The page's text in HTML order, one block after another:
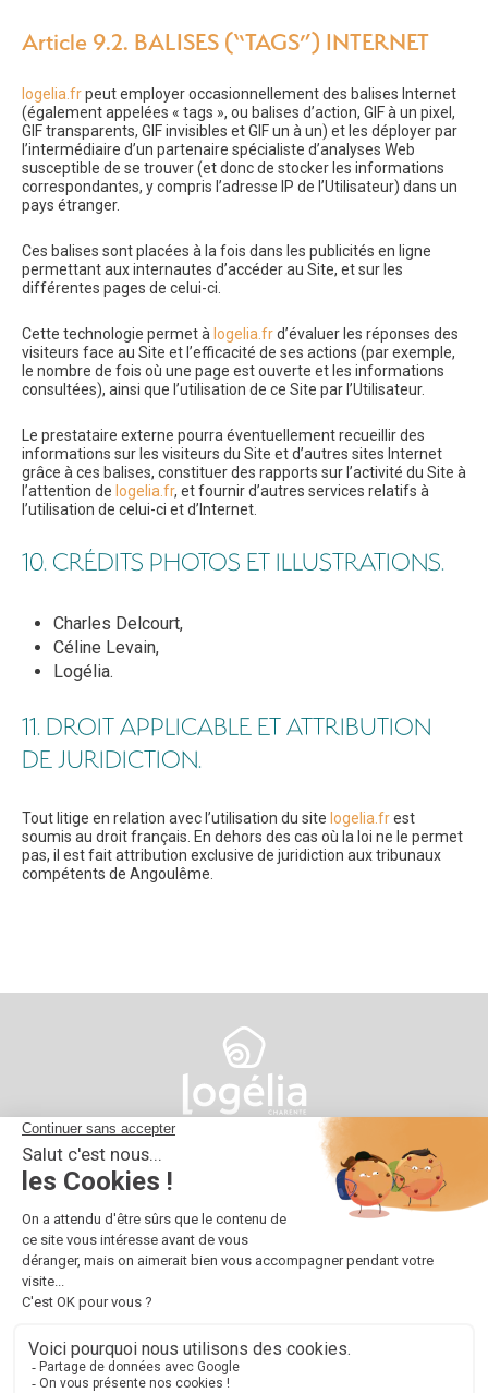
Article 9.2. BALISES (“TAGS”) INTERNET
logelia.frpeut employer occasionnellement des balises Internet
(également appelées « tags », ou balises d’action, GIF à un pixel,
GIF transparents, GIF invisibles et GIF un à un) et les déployer par
l’intermédiaire d’un partenaire spécialiste d’analyses Web
susceptible de se trouver (et donc de stocker les informations
correspondantes, y compris l’adresse IP de l’Utilisateur) dans un
pays étranger.
Ces balises sont placées à la fois dans les publicités en ligne
permettant aux internautes d’accéder au Site, et sur les
différentes pages de celui-ci.
Cette technologie permet à logelia.frd’évaluer les réponses des
visiteurs face au Site et l’efficacité de ses actions (par exemple,
le nombre de fois où une page est ouverte et les informations
consultées), ainsi que l’utilisation de ce Site par l’Utilisateur.
Le prestataire externe pourra éventuellement recueillir des
informations sur les visiteurs du Site et d’autres sites Internet
grâce à ces balises, constituer des rapports sur l’activité du Site à
l’attention de logelia.fr, et fournir d’autres services relatifs à
l’utilisation de celui-ci et d’Internet.
10. CRÉDITS PHOTOS ET ILLUSTRATIONS.
Charles Delcourt,
Céline Levain,
Logélia.
11. DROIT APPLICABLE ET ATTRIBUTION
DE JURIDICTION.
Tout litige en relation avec l’utilisation du site logelia.frest
soumis au droit français. En dehors des cas où la loi ne le permet
pas, il est fait attribution exclusive de juridiction aux tribunaux
compétents de Angoulême.
10 impasse d'Austerlitz
05 45 38 66 00
contact@logelia.fr
© 2024 Logélia